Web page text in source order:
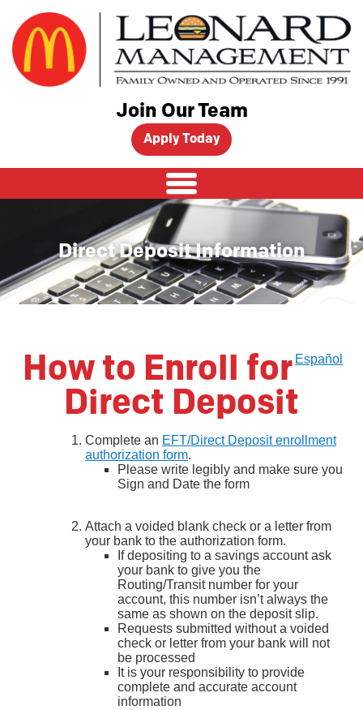
content
Join Our Team
Apply Today
Direct Deposit Information
Español
How to Enroll for
Direct Deposit
Complete an EFT/Direct Deposit enrollment
authorization form.
Please write legibly and make sure you
Sign and Date the form
Attach a voided blank check or a letter from
your bank to the authorization form.
If depositing to a savings account ask
your bank to give you the
Routing/Transit number for your
account, this number isn’t always the
same as shown on the deposit slip.
Requests submitted without a voided
check or letter from your bank will not
be processed
It is your responsibility to provide
complete and accurate account
information